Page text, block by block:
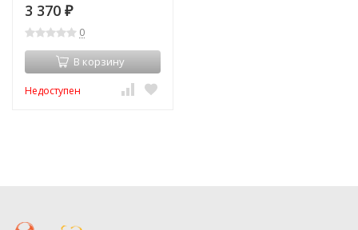
3 370 ₽
0
В корзину
Недоступен